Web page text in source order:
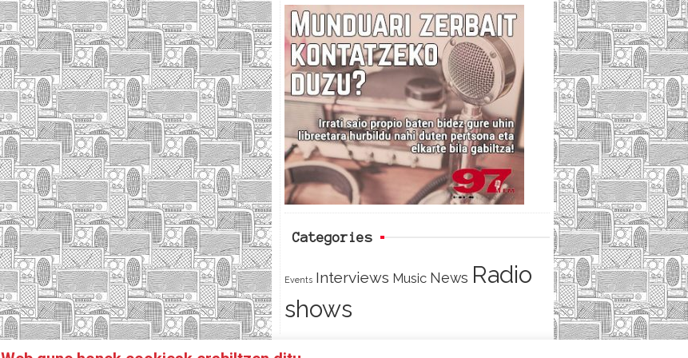
c
e
b
o
o
i
t
t
e
r
e
d
Categories
Events Interviews Music News Radio
shows